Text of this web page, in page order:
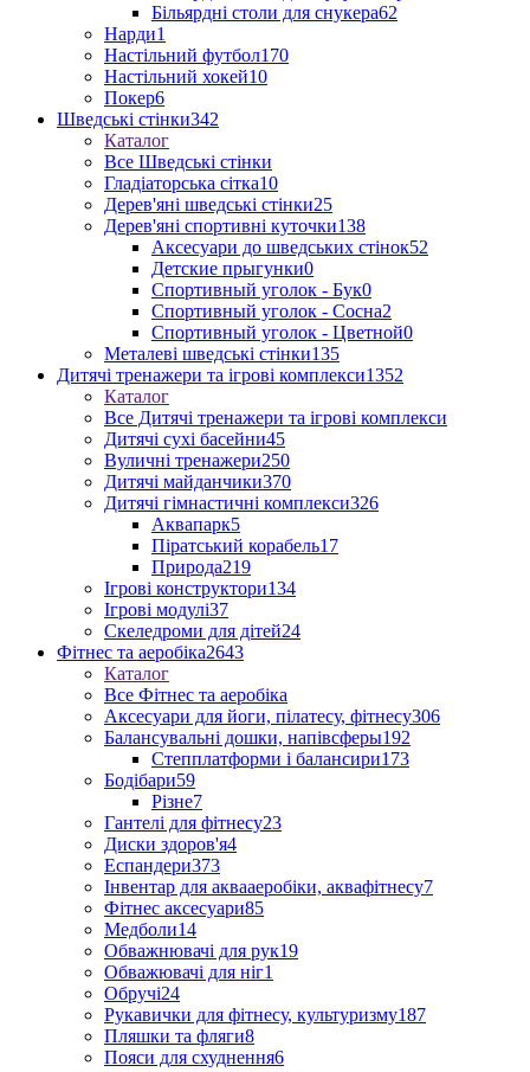
Більярдні столи для снукера62
Нарди1
Настільний футбол170
Настільний хокей10
Покер6
Шведські стінки342
Каталог
Все Шведські стінки
Гладіаторська сітка10
Дерев'яні шведські стінки25
Дерев'яні спортивні куточки138
Аксесуари до шведських стінок52
Детские прыгунки0
Спортивный уголок - Бук0
Спортивный уголок - Сосна2
Спортивный уголок - Цветной0
Металеві шведські стінки135
Дитячі тренажери та ігрові комплекси1352
Каталог
Все Дитячі тренажери та ігрові комплекси
Дитячі сухі басейни45
Вуличні тренажери250
Дитячі майданчики370
Дитячі гімнастичні комплекси326
Аквапарк5
Піратський корабель17
Природа219
Ігрові конструктори134
Ігрові модулі37
Скеледроми для дітей24
Фітнес та аеробіка2643
Каталог
Все Фітнес та аеробіка
Аксесуари для йоги, пілатесу, фітнесу306
Балансувальні дошки, напівсферы192
Степплатформи і балансири173
Бодібари59
Різне7
Гантелі для фітнесу23
Диски здоров'я4
Еспандери373
Інвентар для аквааеробіки, аквафітнесу7
Фітнес аксесуари85
Медболи14
Обважнювачі для рук19
Обважювачі для ніг1
Обручі24
Рукавички для фітнесу, культуризму187
Пляшки та фляги8
Пояси для схуднення6